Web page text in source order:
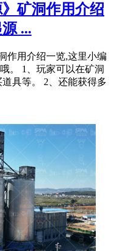
》矿洞作用介绍
...
作用介绍一览,这里小编
。 1、玩家可以在矿洞
具等。 2、还能获得多